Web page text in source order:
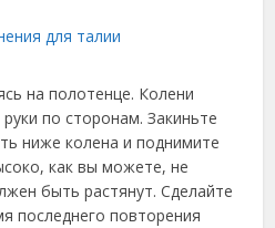
на полотенце. Колени
по сторонам. Закиньте
ниже колена и поднимите
как вы можете, не
быть растянут. Сделайте
последнего повторения